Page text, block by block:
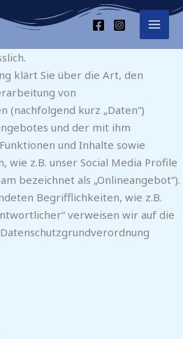
klärt Sie über die Art, den
von
(nachfolgend kurz „Daten“)
und der mit ihm
und Inhalte sowie
wie z.B. unser Social Media Profile
bezeichnet als „Onlineangebot“).
Begrifflichkeiten, wie z.B.
verweisen wir auf die